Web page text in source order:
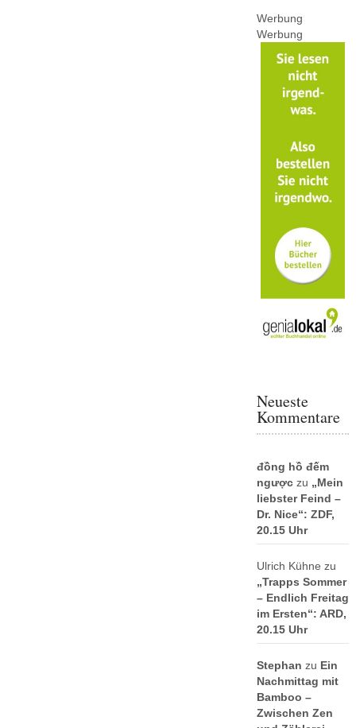
Werbung
Werbung
Neueste
Kommentare
đồng hồ đếm
ngượczu „Mein
liebster Feind –
Dr. Nice“: ZDF,
20.15 Uhr
Ulrich Kühne zu
„Trapps Sommer
– Endlich Freitag
im Ersten“: ARD,
20.15 Uhr
Stephan zu Ein
Nachmittag mit
Bamboo –
Zwischen Zen